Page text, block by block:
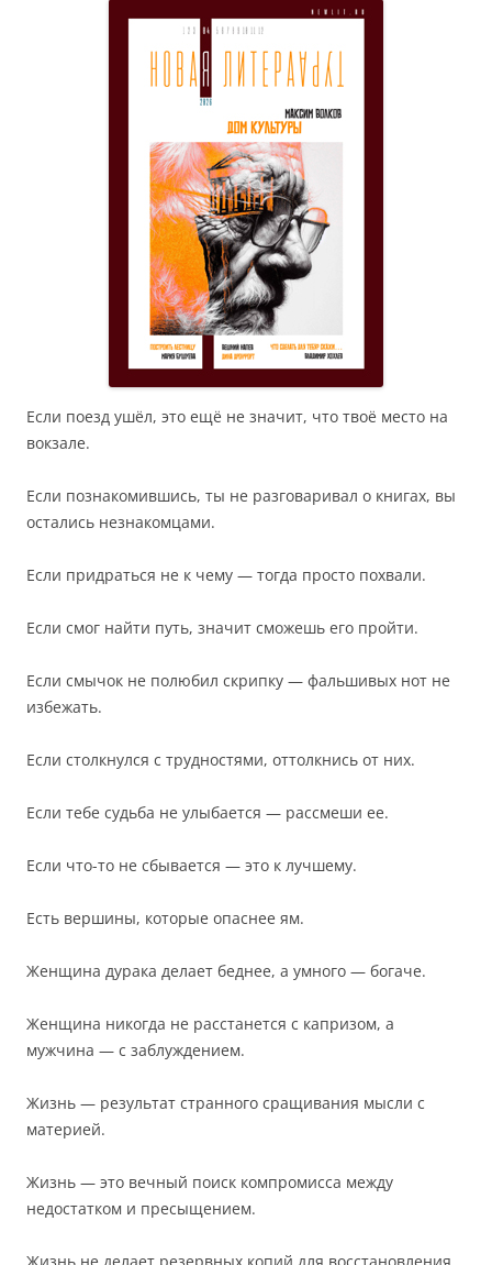
Если поезд ушёл, это ещё не значит, что твоё место на
вокзале.
Если познакомившись, ты не разговаривал о книгах, вы
остались незнакомцами.
Если придраться не к чему — тогда просто похвали.
Если смог найти путь, значит сможешь его пройти.
Если смычок не полюбил скрипку — фальшивых нот не
избежать.
Если столкнулся с трудностями, оттолкнись от них.
Если тебе судьба не улыбается — рассмеши ее.
Если что-то не сбывается — это к лучшему.
Есть вершины, которые опаснее ям.
Женщина дурака делает беднее, а умного — богаче.
Женщина никогда не расстанется с капризом, а
мужчина — с заблуждением.
Жизнь — результат странного сращивания мысли с
материей.
Жизнь — это вечный поиск компромисса между
недостатком и пресыщением.